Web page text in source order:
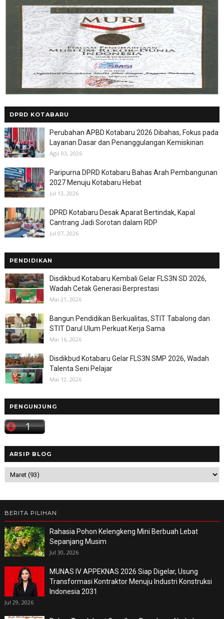
DPRD KOTABARU
Perubahan APBD Kotabaru 2026 Dibahas, Fokus pada
Layanan Dasar dan Penanggulangan Kemiskinan
Ago 03, 2026
Paripurna DPRD Kotabaru Bahas Arah Pembangunan
2027 Menuju Kotabaru Hebat
Jul 13, 2026
DPRD Kotabaru Desak Aparat Bertindak, Kapal
Cantrang Jadi Sorotan dalam RDP
Jul 07, 2026
PENDIDIKAN
Disdikbud Kotabaru Kembali Gelar FLS3N SD 2026,
Wadah Cetak Generasi Berprestasi
Mai 21, 2026
Bangun Pendidikan Berkualitas, STIT Tabalong dan
STIT Darul Ulum Perkuat Kerja Sama
Mai 16, 2026
Disdikbud Kotabaru Gelar FLS3N SMP 2026, Wadah
Talenta Seni Pelajar
Mai 12, 2026
PENGUNJUNG
ARSIP BLOG
BERITA PILIHAN
Rahasia Pohon Kelengkeng Mini Berbuah Lebat
Sepanjang Musim
Jul 30, 2026
MUNAS IV APPEKNAS 2026 Siap Digelar, Usung
Transformasi Kontraktor Menuju Industri Konstruksi
Indonesia 2031
Jul 29, 2026